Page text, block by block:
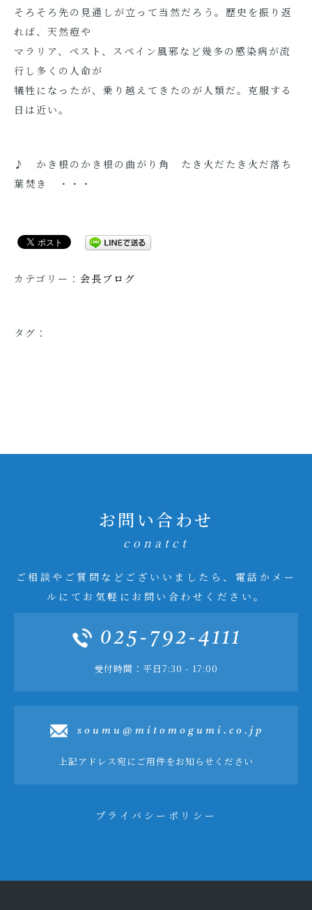
そろそろ先の見通しが立って当然だろう。歴史を振り返
れば、天然痘や
マラリア、ペスト、スペイン風邪など幾多の感染病が流
行し多くの人命が
犠牲になったが、乗り越えてきたのが人類だ。克服する
日は近い。
♪ かき根のかき根の曲がり角 たき火だたき火だ落ち
葉焚き ・・・
カテゴリー： 会長ブログ
タグ：
お問い合わせ
conatct
ご相談やご質問などございいましたら、電話かメー
ルにてお気軽にお問い合わせください。
025-792-4111
受付時間：平日7:30 - 17:00
soumu@mitomogumi.co.jp
上記アドレス宛にご用件をお知らせください
プライバシーポリシー